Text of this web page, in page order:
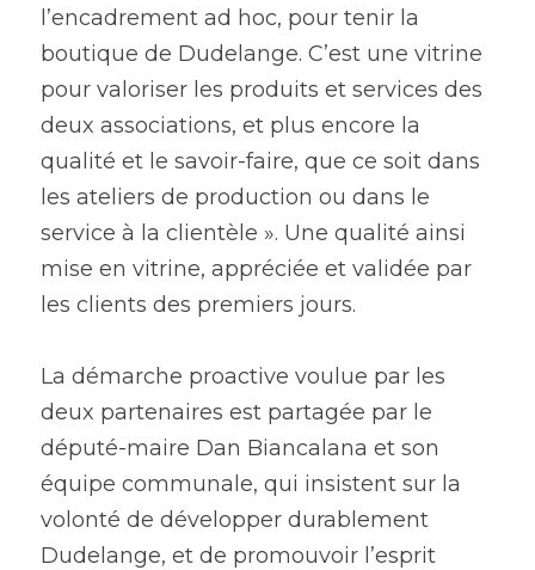
l’encadrement ad hoc, pour tenir la
boutique de Dudelange. C’est une vitrine
pour valoriser les produits et services des
deux associations, et plus encore la
qualité et le savoir-faire, que ce soit dans
les ateliers de production ou dans le
service à la clientèle ». Une qualité ainsi
mise en vitrine, appréciée et validée par
les clients des premiers jours.
La démarche proactive voulue par les
deux partenaires est partagée par le
député-maire Dan Biancalana et son
équipe communale, qui insistent sur la
volonté de développer durablement
Dudelange, et de promouvoir l’esprit